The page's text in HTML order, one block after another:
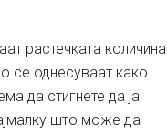
растечката количина
се однесуваат како
да стигнете да ја
што може да